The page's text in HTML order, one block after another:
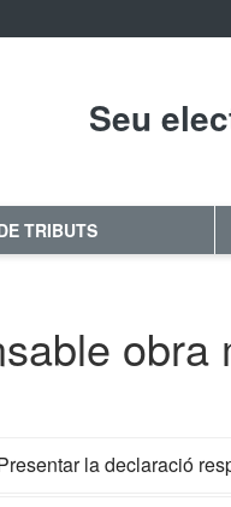
Seu
TRIBUTS
obra
la declaració